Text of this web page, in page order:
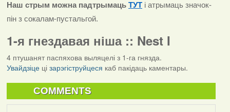
Наш стрым можна падтрымаць ТУТ і атрымаць значок-
пін з сокалам-пустальгой.
1-я гнездавая ніша :: Nest I
4 птушанят паспяхова выляцелі з 1-га гнязда.
Увайдзіцеці зарэгіструйцеся каб пакідаць каментары.
COMMENTS